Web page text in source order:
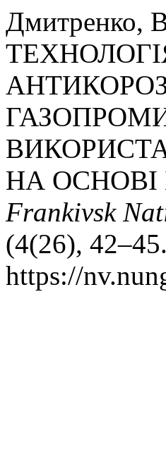
Дмитренко,
НА ОСНОВІ
Frankivsk
(4(26),
https://